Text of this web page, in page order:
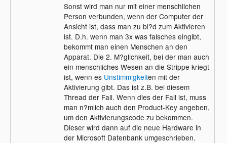
Sonst wird man nur mit einer menschlichen
Person verbunden, wenn der Computer der
Ansicht ist, dass man zu bl?d zum Aktivieren
ist. D.h. wenn man 3x was falsches eingibt,
bekommt man einen Menschen an den
Apparat. Die 2. M?glichkeit, bei der man auch
ein menschliches Wesen an die Strippe kriegt
ist, wenn es Unstimmigkeiten mit der
Aktivierung gibt. Das ist z.B. bei diesem
Thread der Fall. Wenn dies der Fall ist, muss
man n?mlich auch den Product-Key angeben,
um den Aktivierungscode zu bekommen.
Dieser wird dann auf die neue Hardware in
der Microsoft Datenbank umgeschrieben.